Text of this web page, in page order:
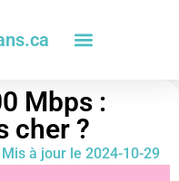
Mbps :
cher ?
Mis à jour le 2024-10-29